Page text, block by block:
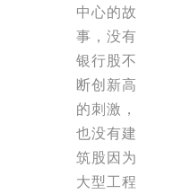
中心的故
事，没有
银行股不
断创新高
的刺激，
也没有建
筑股因为
大型工程